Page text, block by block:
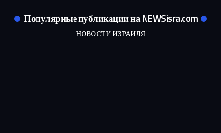
Популярные публикации на NEWSisra.com
НОВОСТИ ИЗРАИЛЯ